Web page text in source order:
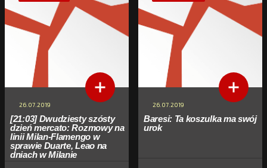
26.07.2019
[21:03] Dwudziesty szósty
dzień mercato: Rozmowy na
linii Milan-Flamengo w
sprawie Duarte, Leao na
dniach w Milanie
26.07.2019
Baresi: Ta koszulka ma swój
urok